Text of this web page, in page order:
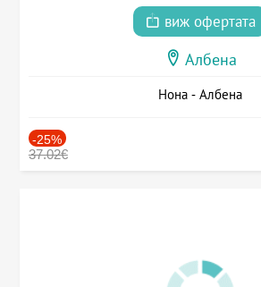
виж офертата
Албена
Нона - Албена
-25%
37.02€